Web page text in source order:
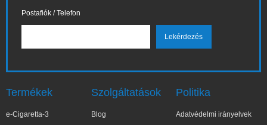
Postafiók / Telefon
Termékek
e-Cigaretta-3
Szolgáltatások
Blog
Politika
Adatvédelmi irányelvek